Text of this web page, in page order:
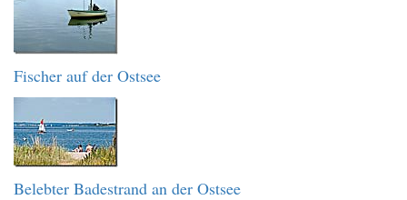
Fischer auf der Ostsee
Belebter Badestrand an der Ostsee